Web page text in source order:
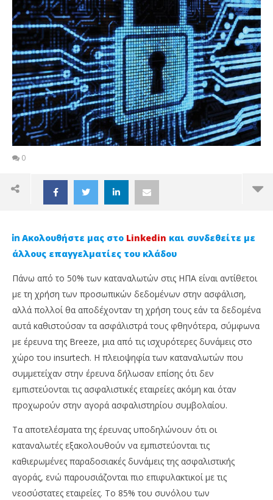
0
NOW VIEWING
Χρήση προσωπικών δεδομένων για χαμηλότερα
8
Απριλίου,
2022
Cyprus
Insurance
News
Team
Ακολουθήστε μας στο Linkedin και συνδεθείτε με
άλλους επαγγελματίες του κλάδου
Πάνω από το 50% των καταναλωτών στις ΗΠΑ είναι αντίθετοι
με τη χρήση των προσωπικών δεδομένων στην ασφάλιση,
αλλά πολλοί θα αποδέχονταν τη χρήση τους εάν τα δεδομένα
αυτά καθιστούσαν τα ασφάλιστρά τους φθηνότερα, σύμφωνα
με έρευνα της Breeze, μια από τις ισχυρότερες δυνάμεις στο
χώρο του insurtech. Η πλειοψηφία των καταναλωτών που
συμμετείχαν στην έρευνα δήλωσαν επίσης ότι δεν
εμπιστεύονται τις ασφαλιστικές εταιρείες ακόμη και όταν
προχωρούν στην αγορά ασφαλιστηρίου συμβολαίου.
Τα αποτελέσματα της έρευνας υποδηλώνουν ότι οι
καταναλωτές εξακολουθούν να εμπιστεύονται τις
καθιερωμένες παραδοσιακές δυνάμεις της ασφαλιστικής
αγοράς, ενώ παρουσιάζονται πιο επιφυλακτικοί με τις
νεοσύστατες εταιρείες. Το 85% του συνόλου των